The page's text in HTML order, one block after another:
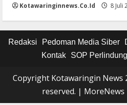
Kotawaringinnews.co.id 8 Juli
Redaksi Pedoman Media Siber
Kontak
SOP
Copyright Kotawaringin News
reserved. | MoreNews